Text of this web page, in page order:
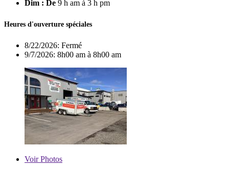
Dim : De 9 h am à 3 h pm
Heures d'ouverture spéciales
8/22/2026: Fermé
9/7/2026: 8h00 am à 8h00 am
VoirPhotos